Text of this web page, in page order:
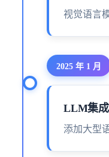
视觉语言
2025 年 1 月
LLM集成
添加大型